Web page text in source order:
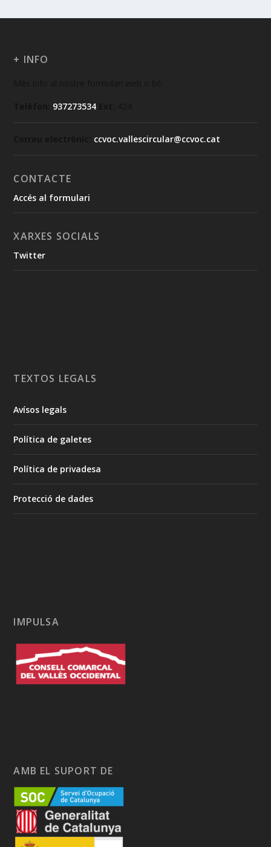
+ INFO
937273534
ccvoc.vallescircular@ccvoc.cat
CONTACTE
Accés al formulari
XARXES SOCIALS
Twitter
TEXTOS LEGALS
Avísos legals
Política de galetes
Política de privadesa
Protecció de dades
IMPULSA
AMB EL SUPORT DE